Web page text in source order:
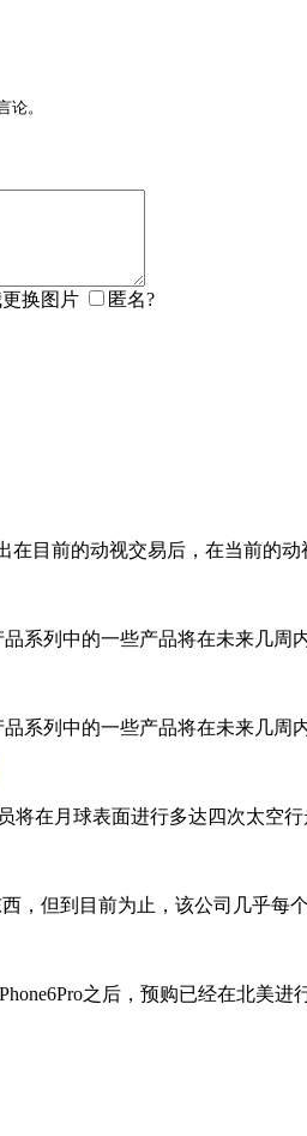
论。
匿名?
在目前的动视交易后，在当前的动
系列中的一些产品将在未来几周
系列中的一些产品将在未来几周
将在月球表面进行多达四次太空行
，但到目前为止，该公司几乎每
之后，预购已经在北美进